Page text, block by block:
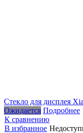
Стекло для дисплея
Ожидается Подробнее
К сравнению
В избранное